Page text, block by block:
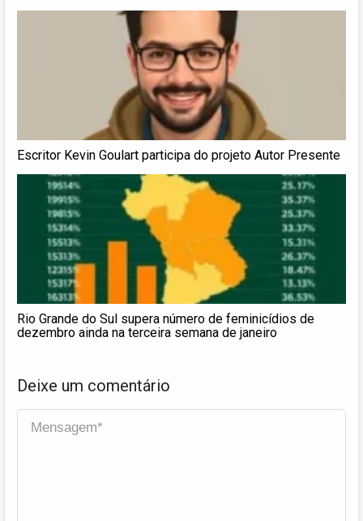
Escritor Kevin Goulart participa do projeto Autor Presente
Rio Grande do Sul supera número de feminicídios de
dezembro ainda na terceira semana de janeiro
Deixe um comentário